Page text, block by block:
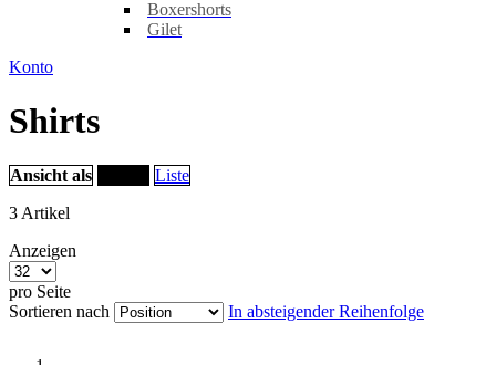
Boxershorts
Gilet
Konto
Shirts
Ansicht als
Liste
3 Artikel
Anzeigen
pro Seite
Sortieren nach
In absteigender Reihenfolge